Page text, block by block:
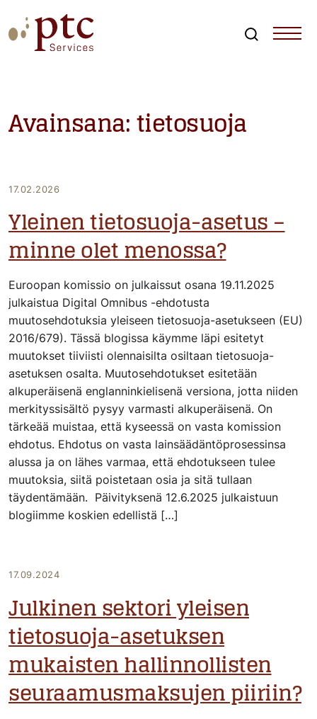
to
content
Avainsana:tietosuoja
17.02.2026
Yleinen tietosuoja-asetus –
minne olet menossa?
Euroopan komissio on julkaissut osana 19.11.2025
julkaistua Digital Omnibus -ehdotusta
muutosehdotuksia yleiseen tietosuoja-asetukseen (EU)
2016/679). Tässä blogissa käymme läpi esitetyt
muutokset tiiviisti olennaisilta osiltaan tietosuoja-
asetuksen osalta. Muutosehdotukset esitetään
alkuperäisenä englanninkielisenä versiona, jotta niiden
merkityssisältö pysyy varmasti alkuperäisenä. On
tärkeää muistaa, että kyseessä on vasta komission
ehdotus. Ehdotus on vasta lainsäädäntöprosessinsa
alussa ja on lähes varmaa, että ehdotukseen tulee
muutoksia, siitä poistetaan osia ja sitä tullaan
täydentämään. Päivityksenä 12.6.2025 julkaistuun
blogiimme koskien edellistä […]
17.09.2024
Julkinen sektori yleisen
tietosuoja-asetuksen
mukaisten hallinnollisten
seuraamusmaksujen piiriin?